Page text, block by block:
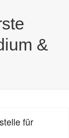
&
für